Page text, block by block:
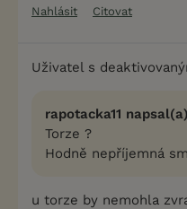
Nahlásit
Citovat
Uživatel s
rapotacka11
Torze ?
Hodně nepříjemná
u torze by nemohla